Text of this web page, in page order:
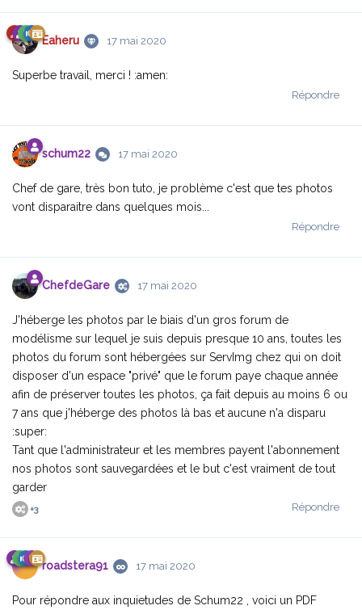
Eaheru 17 mai 2020
Superbe travail, merci ! :amen:
Répondre
schum22 17 mai 2020
Chef de gare, très bon tuto, je problème c'est que tes photos
vont disparaitre dans quelques mois...
Répondre
ChefdeGare 17 mai 2020
J'héberge les photos par le biais d'un gros forum de
modélisme sur lequel je suis depuis presque 10 ans, toutes les
photos du forum sont hébergées sur ServImg chez qui on doit
disposer d'un espace "privé" que le forum paye chaque année
afin de préserver toutes les photos, ça fait depuis au moins 6 ou
7 ans que j'héberge des photos là bas et aucune n'a disparu
:super:
Tant que l'administrateur et les membres payent l'abonnement
nos photos sont sauvegardées et le but c'est vraiment de tout
garder
Répondre
+3
roadstera91 17 mai 2020
Pour répondre aux inquietudes de Schum22 , voici un PDF